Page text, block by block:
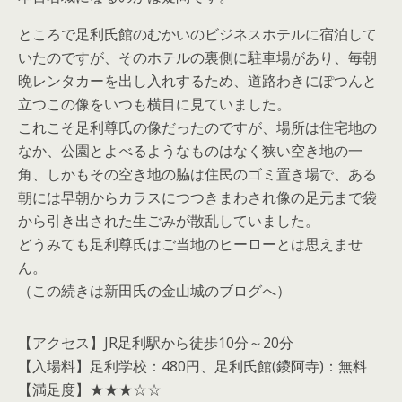
ところで足利氏館のむかいのビジネスホテルに宿泊して
いたのですが、そのホテルの裏側に駐車場があり、毎朝
晩レンタカーを出し入れするため、道路わきにぽつんと
立つこの像をいつも横目に見ていました。
これこそ足利尊氏の像だったのですが、場所は住宅地の
なか、公園とよべるようなものはなく狭い空き地の一
角、しかもその空き地の脇は住民のゴミ置き場で、ある
朝には早朝からカラスにつつきまわされ像の足元まで袋
から引き出された生ごみが散乱していました。
どうみても足利尊氏はご当地のヒーローとは思えませ
ん。
（この続きは新田氏の金山城のブログへ）
【アクセス】JR足利駅から徒歩10分～20分
【入場料】足利学校：480円、足利氏館(鑁阿寺)：無料
【満足度】★★★☆☆